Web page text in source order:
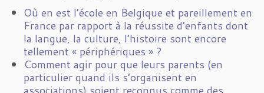
Où en est l’école en Belgique et pareillement en
France par rapport à la réussite d’enfants dont
la langue, la culture, l’histoire sont encore
tellement « périphériques » ?
Comment agir pour que leurs parents (en
particulier quand ils s’organisent en